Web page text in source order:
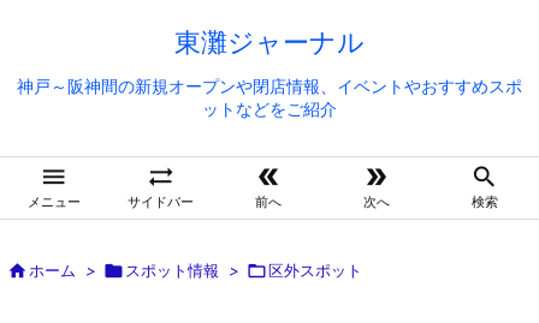
東灘ジャーナル
神戸～阪神間の新規オープンや閉店情報、イベントやおすすめスポ
ットなどをご紹介

メニュー

サイドバー

前へ

次へ

検索
ホーム >  スポット情報 > 区外スポット